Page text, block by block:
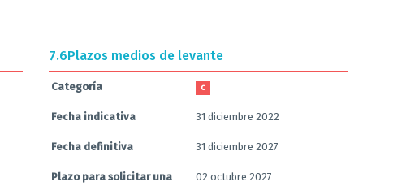
7.6Plazos medios de levante
Categoría C
Fecha indicativa 31 diciembre 2022
Fecha definitiva 31 diciembre 2027
Plazo para solicitar una
02 octubre 2027